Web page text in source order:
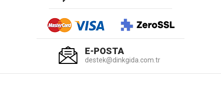
E-POSTA
destek@dinkgida.com.tr